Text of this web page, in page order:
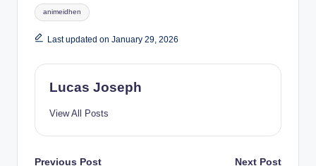
Tags:
animeidhen
Last updated on January 29, 2026
Lucas Joseph
View All Posts
Previous Post Next Post